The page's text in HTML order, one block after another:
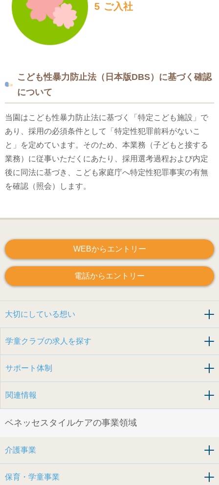
5 ご入社
こども性暴力防止法（日本版DBS）に基づく確認
について
当園はこども性暴力防止法に基づく「特定こども施設」で
あり、採用の必須条件として「特定性犯罪前科がないこ
と」を定めています。そのため、本業務（子どもと接する
業務）に従事いただくにあたり、採用選考過程および内定
後に同法に基づき、こども家庭庁へ特定性犯罪事実の有無
を確認（照会）します。
WEBからエントリー
電話からエントリー
大切にしている想い
学童クラブの求人を探す
サポート体制
関連情報
ベネッセスタイルケアの事業領域
介護事業
保育・学童事業